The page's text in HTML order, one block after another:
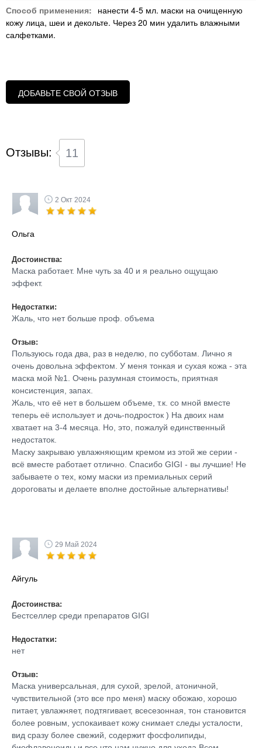
Способ применения: нанести 4-5 мл. маски на очищенную
кожу лица, шеи и декольте. Через 20 мин удалить влажными
салфетками.
ДОБАВЬТЕ СВОЙ ОТЗЫВ
Отзывы: 11
2 Окт 2024
Ольга
Достоинства:
Маска работает. Мне чуть за 40 и я реально ощущаю
эффект.
Недостатки:
Жаль, что нет больше проф. объема
Отзыв:
Пользуюсь года два, раз в неделю, по субботам. Лично я
очень довольна эффектом. У меня тонкая и сухая кожа - эта
маска мой №1. Очень разумная стоимость, приятная
консистенция, запах.
Жаль, что её нет в большем объеме, т.к. со мной вместе
теперь её использует и дочь-подросток ) На двоих нам
хватает на 3-4 месяца. Но, это, пожалуй единственный
недостаток.
Маску закрываю увлажняющим кремом из этой же серии -
всё вместе работает отлично. Спасибо GIGI - вы лучшие! Не
забываете о тех, кому маски из премиальных серий
дороговаты и делаете вполне достойные альтернативы!
29 Май 2024
Айгуль
Достоинства:
Бестселлер среди препаратов GIGI
Недостатки:
нет
Отзыв:
Маска универсальная, для сухой, зрелой, атоничной,
чувствительной (это все про меня) маску обожаю, хорошо
питает, увлажняет, подтягивает, всесезонная, тон становится
более ровным, успокаивает кожу снимает следы усталости,
вид сразу более свежий, содержит фосфолипиды,